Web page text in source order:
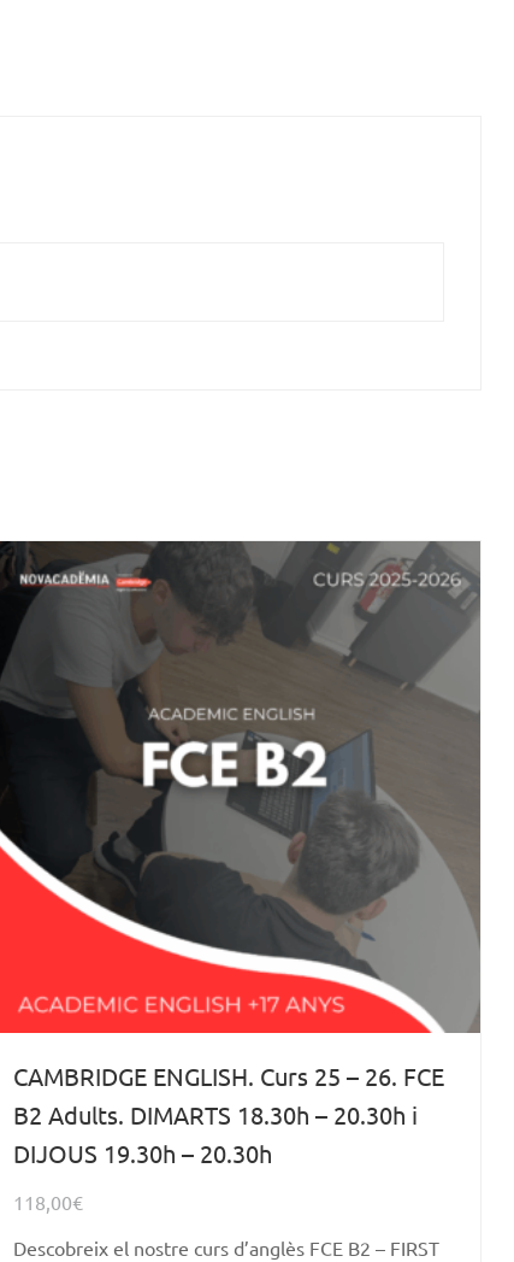
CAMBRIDGE ENGLISH. Curs 25 – 26. FCE
B2 Adults. DIMARTS 18.30h – 20.30h i
DIJOUS 19.30h – 20.30h
118,00€
Descobreix el nostre curs d’anglès FCE B2 – FIRST